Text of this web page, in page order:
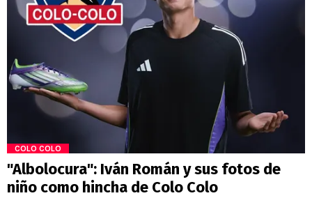
COLO COLO
"Albolocura": Iván Román y sus fotos de
niño como hincha de Colo Colo